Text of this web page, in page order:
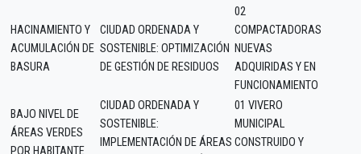
HACINAMIENTO Y
ACUMULACIÓN DE
BASURA
CIUDAD ORDENADA Y
SOSTENIBLE: OPTIMIZACIÓN
DE GESTIÓN DE RESIDUOS
02
COMPACTADORAS
NUEVAS
ADQUIRIDAS Y EN
FUNCIONAMIENTO
BAJO NIVEL DE
ÁREAS VERDES
CIUDAD ORDENADA Y
SOSTENIBLE:
IMPLEMENTACIÓN DE ÁREAS
01 VIVERO
MUNICIPAL
CONSTRUIDO Y